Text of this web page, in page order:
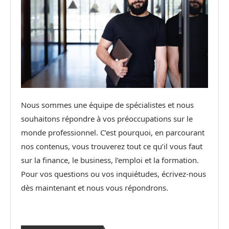
Nous sommes une équipe de spécialistes et nous
souhaitons répondre à vos préoccupations sur le
monde professionnel. C’est pourquoi, en parcourant
nos contenus, vous trouverez tout ce qu’il vous faut
sur la finance, le business, l’emploi et la formation.
Pour vos questions ou vos inquiétudes, écrivez-nous
dès maintenant et nous vous répondrons.